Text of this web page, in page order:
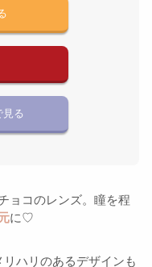
見る
ョコのレンズ。瞳を程
に♡
ハリのあるデザインも